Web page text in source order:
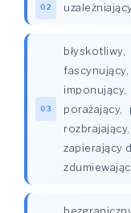
02
03
błyskotliwy,
fascynujący,
imponujący,
porażający,
rozbrajający,
zapierający